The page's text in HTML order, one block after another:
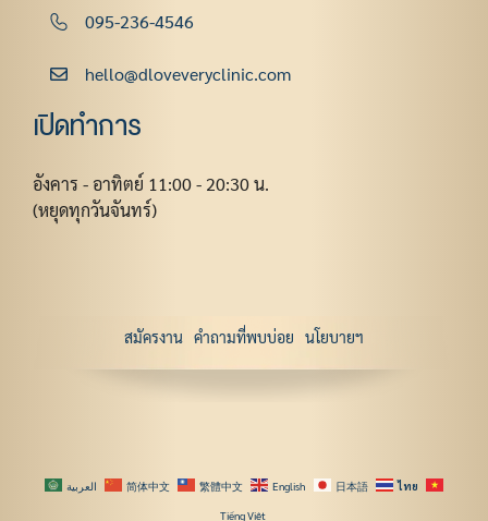
095-236-4546
hello@dloveveryclinic.com
เปิดทำการ
อังคาร - อาทิตย์ 11:00 - 20:30 น.
(หยุดทุกวันจันทร์)
สมัครงาน คำถามที่พบบ่อย นโยบายฯ
العربية 简体中文 繁體中文 English 日本語 ไทย
Tiếng Việt